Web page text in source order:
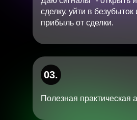
03.
сделку, уйти в безубыток
прибыль от сделки.
Полезная практическая